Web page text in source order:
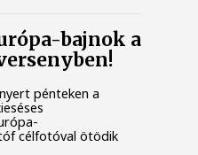
bajnok a
pénteken a
célfotóval ötödik